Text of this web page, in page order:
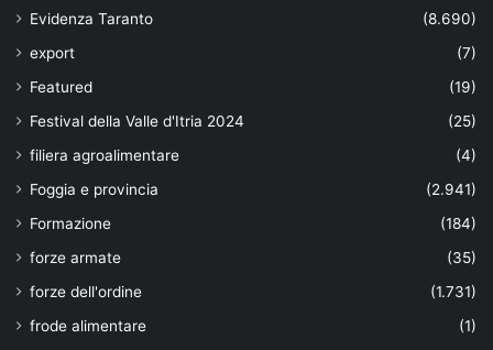
Evidenza Taranto
(8.690)
export
(7)
Featured
(19)
Festival della Valle d'Itria 2024
(25)
filiera agroalimentare
(4)
Foggia e provincia
(2.941)
Formazione
(184)
forze armate
(35)
forze dell'ordine
(1.731)
frode alimentare
(1)